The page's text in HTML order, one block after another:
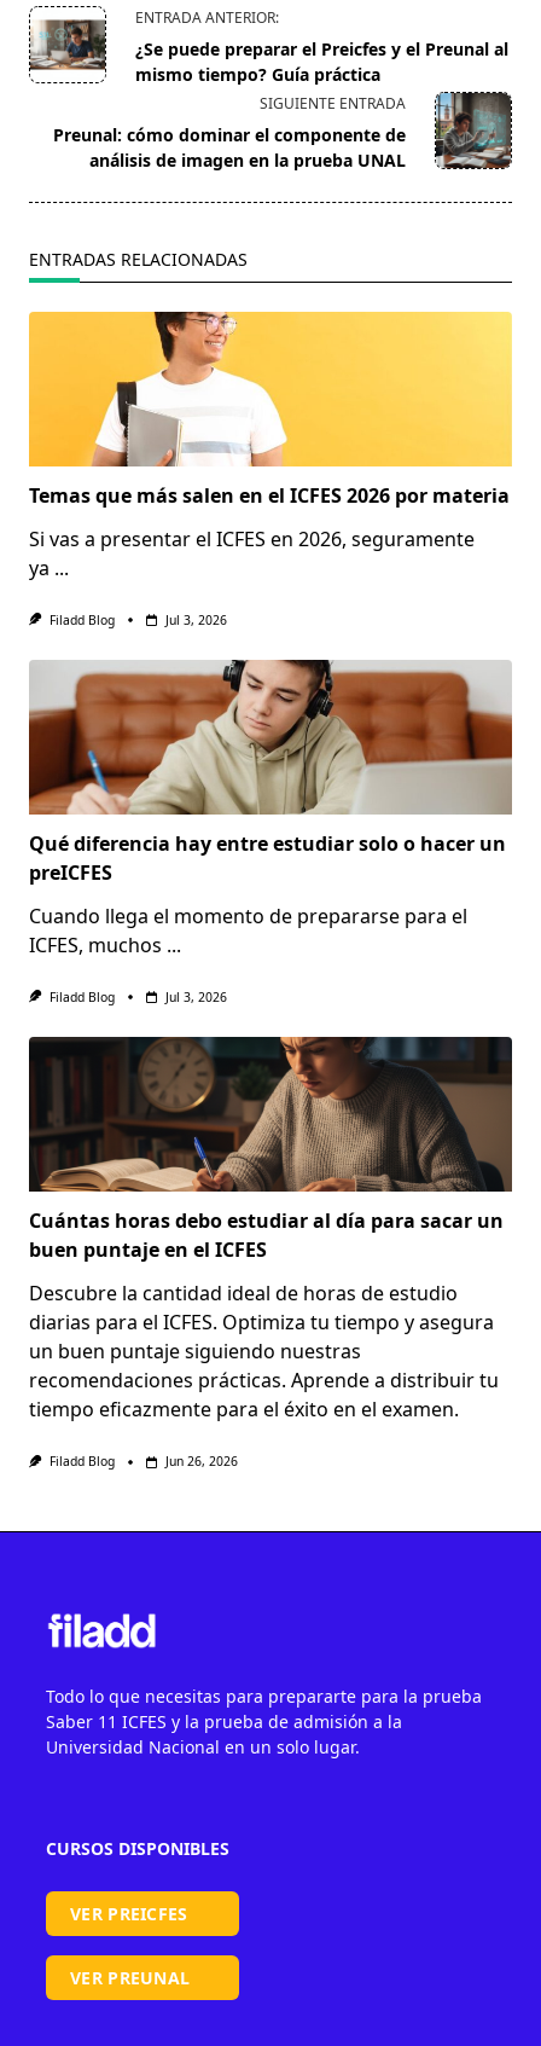
<span
class="nav-
subtitle
reader-
text">Página</span>
ENTRADA ANTERIOR:
¿Se puede preparar el Preicfes y el Preunal al
mismo tiempo? Guía práctica
SIGUIENTE ENTRADA
Preunal: cómo dominar el componente de
análisis de imagen en la prueba UNAL
ENTRADAS RELACIONADAS
Temas que más salen en el ICFES 2026 por materia
Si vas a presentar el ICFES en 2026, seguramente
ya ...
Filadd Blog Jul 3, 2026
Qué diferencia hay entre estudiar solo o hacer un
preICFES
Cuando llega el momento de prepararse para el
ICFES, muchos ...
Filadd Blog Jul 3, 2026
Cuántas horas debo estudiar al día para sacar un
buen puntaje en el ICFES
Descubre la cantidad ideal de horas de estudio
diarias para el ICFES. Optimiza tu tiempo y asegura
un buen puntaje siguiendo nuestras
recomendaciones prácticas. Aprende a distribuir tu
tiempo eficazmente para el éxito en el examen.
Filadd Blog Jun 26, 2026
Todo lo que necesitas para prepararte para la prueba
Saber 11 ICFES y la prueba de admisión a la
Universidad Nacional en un solo lugar.
CURSOS DISPONIBLES
VER PREICFES
VER PREUNAL